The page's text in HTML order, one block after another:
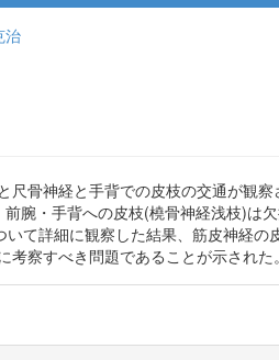
治
骨神経と手背での皮枝の交通が観
腕・手背への皮枝(橈骨神経浅枝)は
て詳細に観察した結果、筋皮神経の
察すべき問題であることが示された。